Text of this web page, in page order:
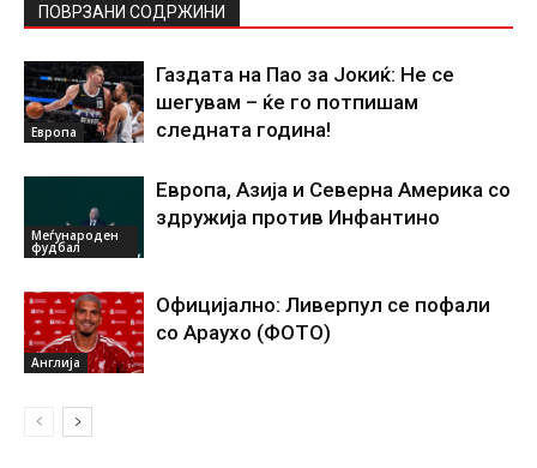
ПОВРЗАНИ СОДРЖИНИ
Европа
Газдата на Пао за Јокиќ: Не се
шегувам – ќе го потпишам
следната година!
Меѓународен
фудбал
Европа, Азија и Северна Америка со
здружија против Инфантино
Англија
Официјално: Ливерпул се пофали
со Араухо (ФОТО)